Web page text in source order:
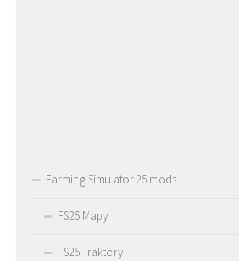
Farming Simulator 25 mods
FS25 Mapy
FS25 Traktory